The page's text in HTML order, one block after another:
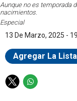
Aunque no es temporada
nacimientos.
Especial
13 De Marzo, 2025 -
Agregar La
T
W